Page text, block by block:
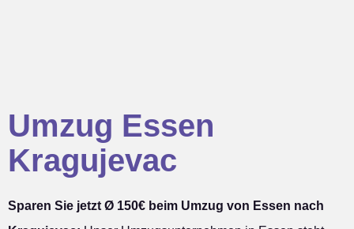
Umzug Essen
Kragujevac
Sparen Sie jetzt Ø 150€ beim Umzug von Essen nach